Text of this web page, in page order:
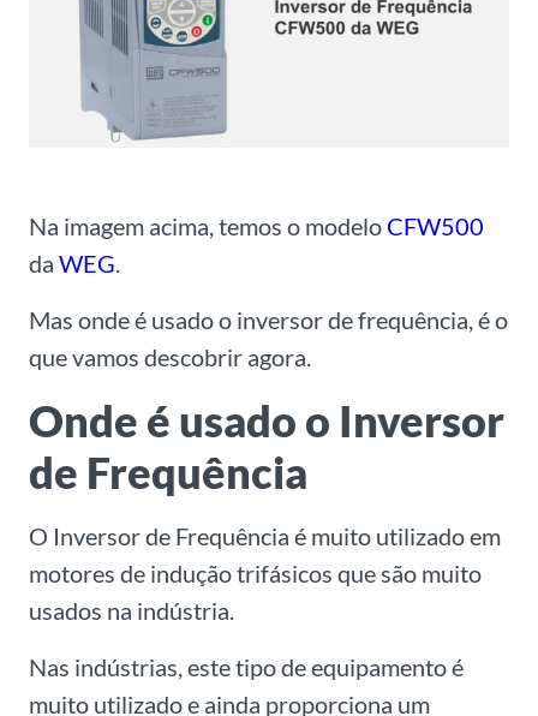
Na imagem acima, temos o modelo CFW500
da WEG.
Mas onde é usado o inversor de frequência, é o
que vamos descobrir agora.
Onde é usado o Inversor
de Frequência
O Inversor de Frequência é muito utilizado em
motores de indução trifásicos que são muito
usados na indústria.
Nas indústrias, este tipo de equipamento é
muito utilizado e ainda proporciona um